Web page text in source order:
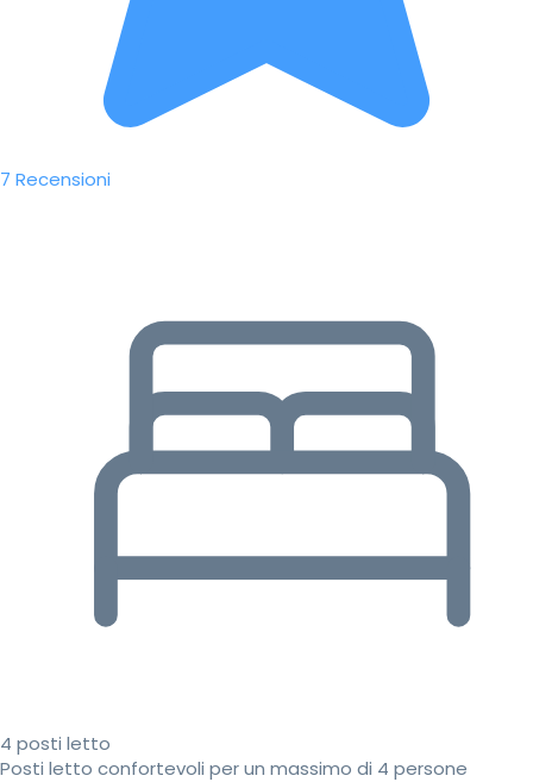
7 Recensioni
4 posti letto
Posti letto confortevoli per un massimo di 4 persone